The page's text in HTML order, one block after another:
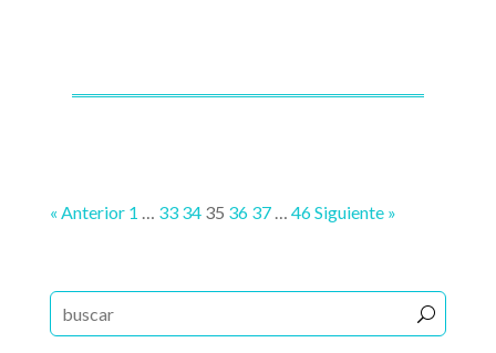
« Anterior 1 … 33 34 35 36 37 … 46Siguiente »